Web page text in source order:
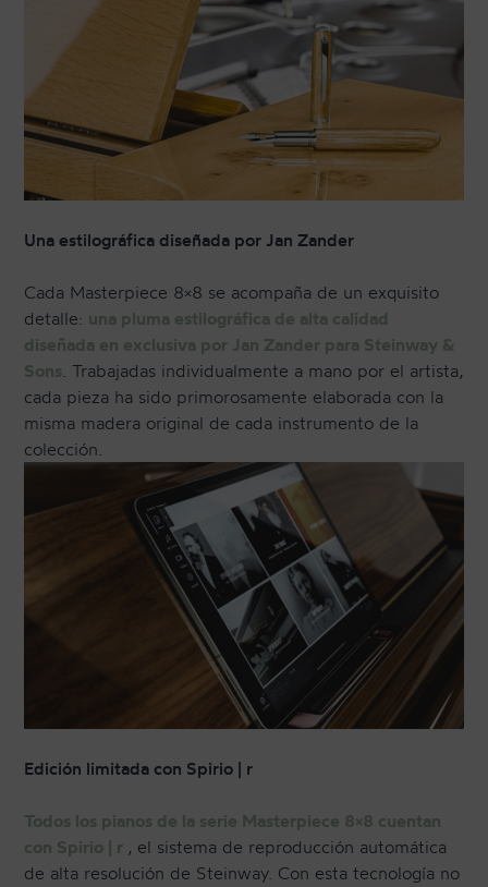
Una estilográfica diseñada por Jan Zander
Cada Masterpiece 8×8 se acompaña de un exquisito
detalle: una pluma estilográfica de alta calidad
diseñada en exclusiva por Jan Zander para Steinway &
Sons . Trabajadas individualmente a mano por el artista,
cada pieza ha sido primorosamente elaborada con la
misma madera original de cada instrumento de la
colección.
Edición limitada con Spirio | r
Todos los pianos de la serie Masterpiece 8×8 cuentan
con Spirio | r , el sistema de reproducción automática
de alta resolución de Steinway. Con esta tecnología no